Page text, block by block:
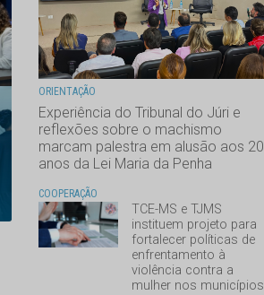
ORIENTAÇÃO
Experiência do Tribunal do Júri e
reflexões sobre o machismo
marcam palestra em alusão aos 20
anos da Lei Maria da Penha
COOPERAÇÃO
TCE-MS e TJMS
instituem projeto para
fortalecer políticas de
enfrentamento à
violência contra a
mulher nos municípios